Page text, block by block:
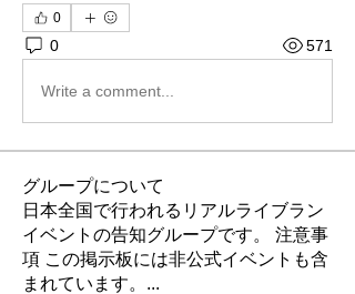
0
0 571
Write a comment...
グループについて
日本全国で行われるリアルライブラン
イベントの告知グループです。 注意事
項 この掲示板には非公式イベントも含
まれています。 ...